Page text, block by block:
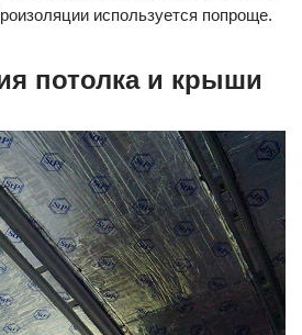
используется попроще.
потолка и крыши